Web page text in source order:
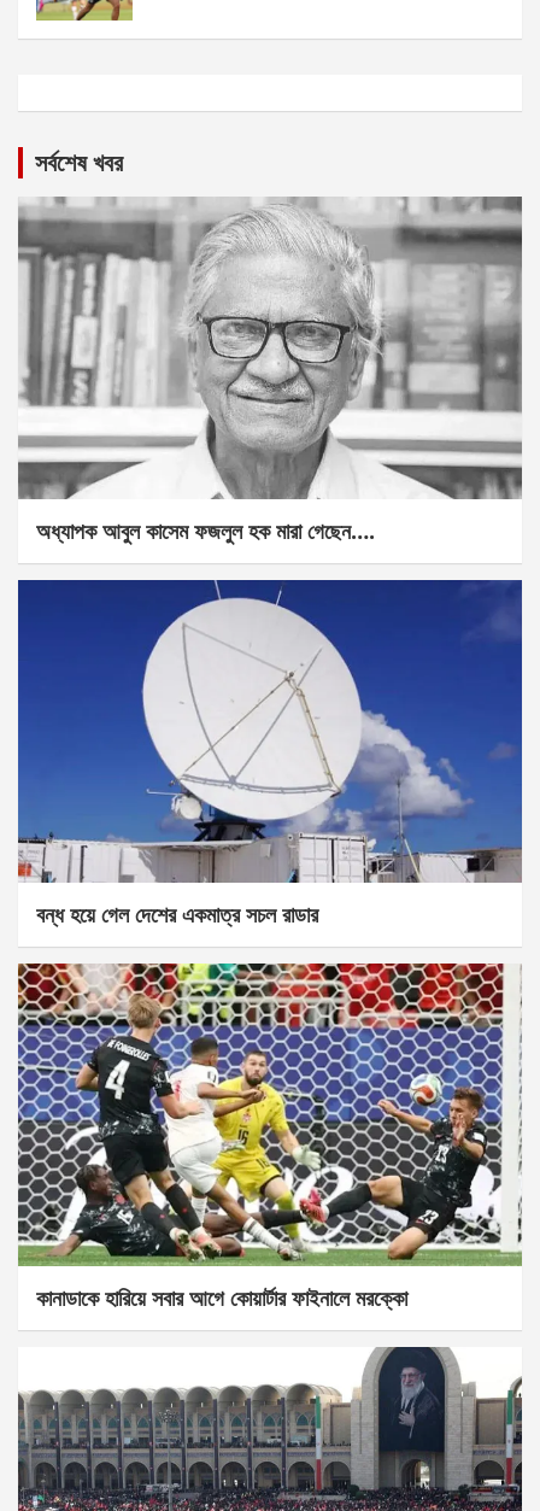
সর্বশেষ খবর
অধ্যাপক আবুল কাসেম ফজলুল হক মারা গেছেন….
বন্ধ হয়ে গেল দেশের একমাত্র সচল রাডার
কানাডাকে হারিয়ে সবার আগে কোয়ার্টার ফাইনালে মরক্কো